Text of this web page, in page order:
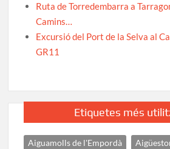
Ruta de Torredembarra a
Camins…
Excursió del Port de la Selva al
GR11
Etiquetes més
Aiguamolls de l'Empordà